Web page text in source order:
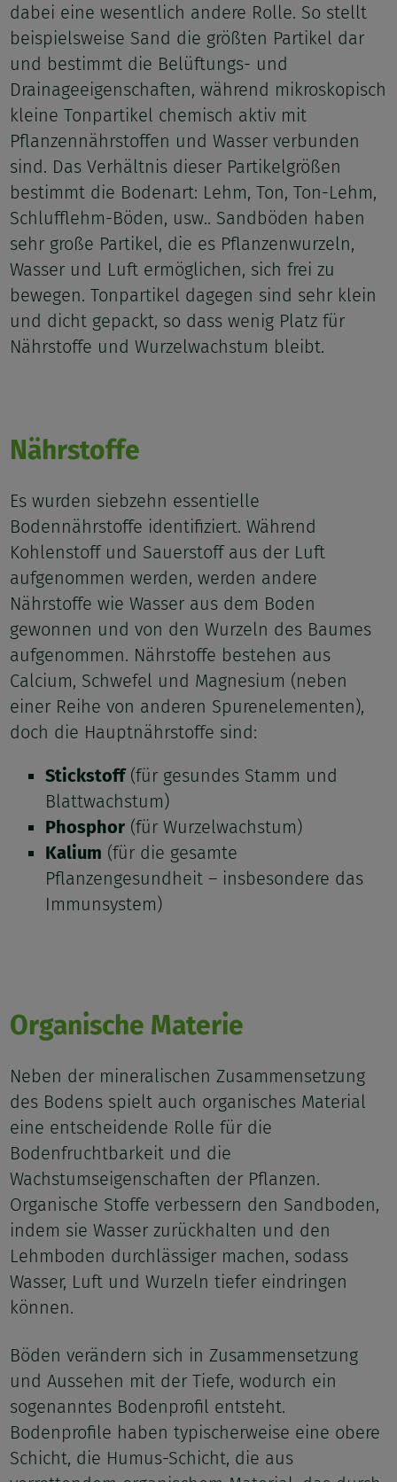
dabei eine wesentlich andere Rolle. So stellt
beispielsweise Sand die größten Partikel dar
und bestimmt die Belüftungs- und
Drainageeigenschaften, während mikroskopisch
kleine Tonpartikel chemisch aktiv mit
Pflanzennährstoffen und Wasser verbunden
sind. Das Verhältnis dieser Partikelgrößen
bestimmt die Bodenart: Lehm, Ton, Ton-Lehm,
Schlufflehm-Böden, usw.. Sandböden haben
sehr große Partikel, die es Pflanzenwurzeln,
Wasser und Luft ermöglichen, sich frei zu
bewegen. Tonpartikel dagegen sind sehr klein
und dicht gepackt, so dass wenig Platz für
Nährstoffe und Wurzelwachstum bleibt.
Nährstoffe
Es wurden siebzehn essentielle
Bodennährstoffe identifiziert. Während
Kohlenstoff und Sauerstoff aus der Luft
aufgenommen werden, werden andere
Nährstoffe wie Wasser aus dem Boden
gewonnen und von den Wurzeln des Baumes
aufgenommen. Nährstoffe bestehen aus
Calcium, Schwefel und Magnesium (neben
einer Reihe von anderen Spurenelementen),
doch die Hauptnährstoffe sind:
Stickstoff(für gesundes Stamm und
Blattwachstum)
Phosphor (für Wurzelwachstum)
Kalium (für die gesamte
Pflanzengesundheit – insbesondere das
Immunsystem)
Organische Materie
Neben der mineralischen Zusammensetzung
des Bodens spielt auch organisches Material
eine entscheidende Rolle für die
Bodenfruchtbarkeit und die
Wachstumseigenschaften der Pflanzen.
Organische Stoffe verbessern den Sandboden,
indem sie Wasser zurückhalten und den
Lehmboden durchlässiger machen, sodass
Wasser, Luft und Wurzeln tiefer eindringen
können.
Böden verändern sich in Zusammensetzung
und Aussehen mit der Tiefe, wodurch ein
sogenanntes Bodenprofil entsteht.
Bodenprofile haben typischerweise eine obere
Schicht, die Humus-Schicht, die aus